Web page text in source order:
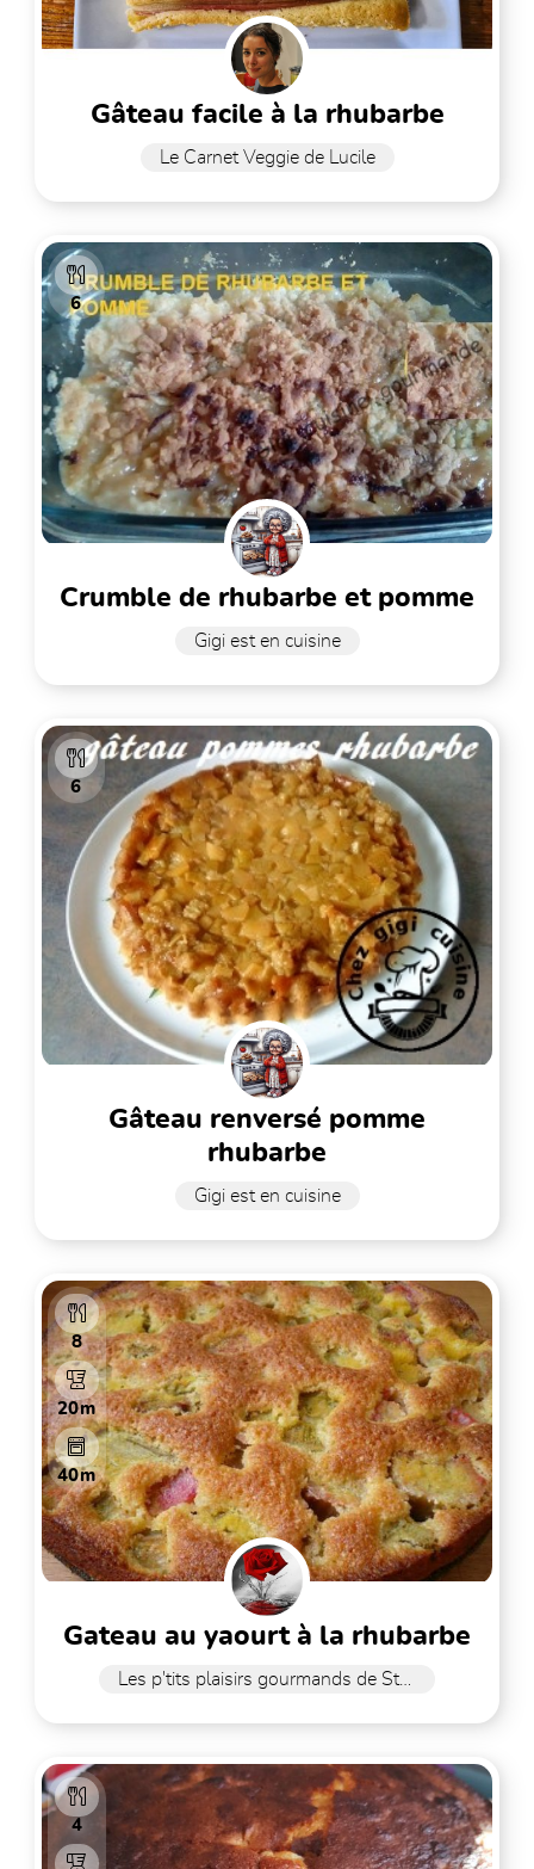
gâteau facile à la rhubarbe
Le Carnet Veggie de Lucile
6
crumble de rhubarbe et pomme
Gigi est en cuisine
6
gâteau renversé pomme
rhubarbe
Gigi est en cuisine
8
20m
40m
gateau au yaourt à la rhubarbe
Les p'tits plaisirs gourmands de Stefy
4